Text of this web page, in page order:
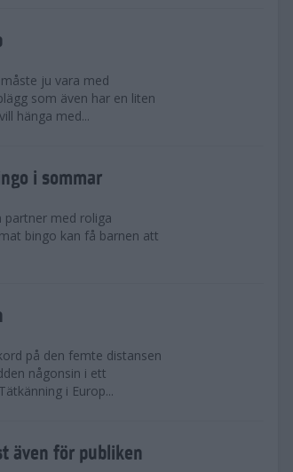
ju vara med
som även har en liten
hänga med...
i sommar
partner med roliga
bingo kan få barnen att
på den femte distansen
någonsin i ett
i Europ...
även för publiken